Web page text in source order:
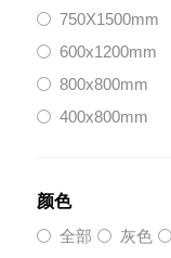
750X1500mm
600x1200mm
800x800mm
400x800mm
颜色
全部 灰色